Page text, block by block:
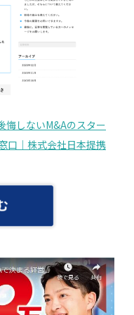
悔しないM&Aのスター
口｜株式会社日本提携